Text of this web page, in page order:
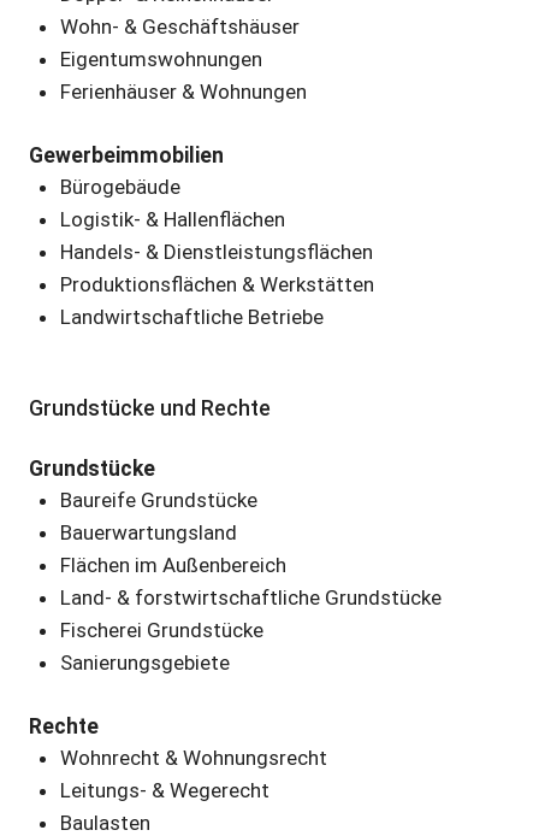
Wohn- & Geschäftshäuser
Eigentumswohnungen
Ferienhäuser & Wohnungen
Gewerbeimmobilien
Bürogebäude
Logistik- & Hallenflächen
Handels- & Dienstleistungsflächen
Produktionsflächen & Werkstätten
Landwirtschaftliche Betriebe
Grundstücke und Rechte
Grundstücke
Baureife Grundstücke
Bauerwartungsland
Flächen im Außenbereich
Land- & forstwirtschaftliche Grundstücke
Fischerei Grundstücke
Sanierungsgebiete
Rechte
Wohnrecht & Wohnungsrecht
Leitungs- & Wegerecht
Baulasten